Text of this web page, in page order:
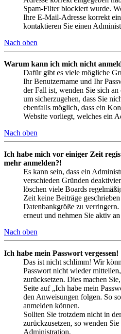
Spam-Filter blockiert wurde.
Ihre E-Mail-Adresse korrekt
kontaktieren Sie einen
Nach oben
Warum kann ich mich nicht
Dafür gibt es viele mögliche
Ihr Benutzername und Ihr
der Fall ist, wenden Sie sich
um sicherzugehen, dass Sie
ebenfalls möglich, dass ein
Website vorliegt, welches ein
Nach oben
Ich habe mich vor einiger Zeit
mehr anmelden?!
Es kann sein, dass ein
verschieden Gründen
löschen viele Boards
Zeit keine Beiträge
Datenbankgröße zu
erneut und nehmen Sie aktiv
Nach oben
Ich habe mein Passwort vergessen!
Das ist nicht schlimm! Wir
Passwort nicht wieder
zurücksetzen. Dies machen
Seite auf „Ich habe mein
den Anweisungen folgen. So
anmelden können.
Sollten Sie trotzdem nicht in
zurückzusetzen, so wenden
Administration.